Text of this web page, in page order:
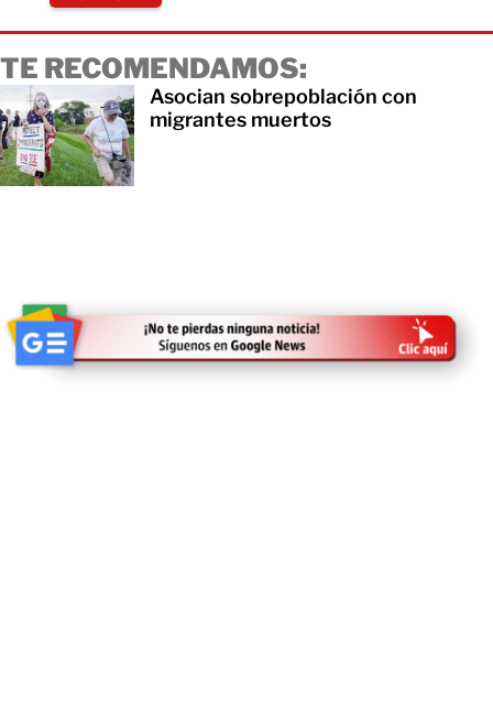
TE RECOMENDAMOS:
Asocian sobrepoblación con
migrantes muertos